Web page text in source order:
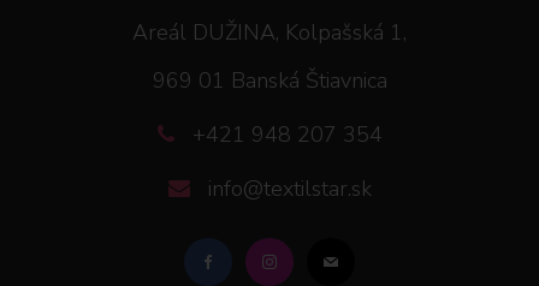
Areál DUŽINA, Kolpašská 1,
969 01 Banská Štiavnica
+421 948 207 354
info@textilstar.sk